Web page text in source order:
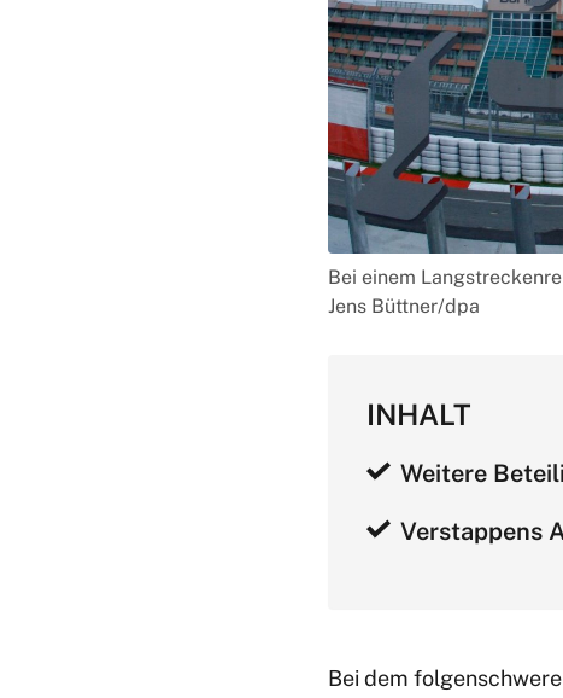
Bei einem
Jens Büttner/dpa
INHALT
Weitere
Verstappens
Bei dem